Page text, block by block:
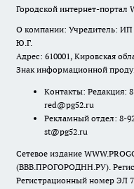
Городской интернет-портал
О компании: Учредитель: ИП
Ю.Г.
Адрес: 610001, Кировская
Знак информационной
Контакты: Редакция:
red@pg52.ru
Рекламный отдел: 8-
st@pg52.ru
Сетевое издание
(ВВВ.ПРОГОРОДНН.РУ).
Регистрационный номер ЭЛ